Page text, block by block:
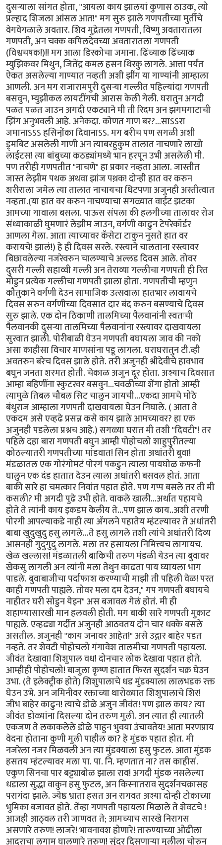
दुसर्‍याला सांगत होता, "आयला काय झालयां कुणास ठाउक, त्यो
प्रल्हाद शिजला आंसल आत!" मग सुरु झाले गणपतीच्या मुर्तीचे
वेगवेगळाले अवतार. शिव मुद्रेतला गणपती, विष्णु अवतारातला
गणपती, अन चक्क कपिलदेवच्या अवतारातला गणपती
(विश्वचषक!)!! मग आला डिस्कोचा जमाना. ढिंच्याक ढिंच्याक
म्युझिकवर मिथुन, जितेंद्र कमल हसन थिरकु लागले. आत्ता पर्यंत
ऐकत असलेल्या गाण्यात नव्हती अशी झींग या गाण्यांनी आम्हाला
आणली. अन मग राजारामपुरी दुसर्‍या गल्लीत पहिल्यांदा गणपती
बसवुन, म्युझीकल लायटींगची आरास केली गेली. घरातुन अगदी
पळत पळत जाउन अगदी एकट्याने मी ती रिदम अन झगमगाटाची
झिंग अनुभवली आहे. अनेकदा. कोणत गाण बर?...साऽऽरा
जमानाऽऽऽ हसिनो़ंका दिवानाऽऽ. मग बरीच पण सगळी अशी
ड्र्मबिट असलेली गाणी अन त्याबरहुकुम तालात नाचणारे लाखो
लाईटस! त्या बांबुच्या कठड्यांमध्ये भान हरपून उभी असलेली मी.
पण तरीही गणपतीत "नाचणे" हा प्रकार नव्हता आला. जास्तीत
जास्त लेझीम पथक अथवा झांज पथ़क! दोन्ही हात वर करुन
शरीराला जमेल त्या तालात नाचायचा धिटपणा अजुनही अस्तीत्वात
नव्हता.(या हात वर करुन नाचण्याचा सगळ्यात वाईट झटका
आमच्या गावाला बसला. पाऊस संपला की हलगीच्या तालावर रोज
संध्याकाळी घुमणारं लेझीम जाउन, वर्गणी काढुन टेपरेकॉर्डर
आणला गेला. आता त्याच्यावर कॅसेटा टाकुन नुसते हात वर
करायचे! झालं!) हे ही दिवस सरले. रस्त्याने चालताना रस्त्यावर
बिछावलेल्या नजरेवरुन चालण्याचे अल्लड दिवस आले. तोवर
दुसरी गल्ली सहाव्वी गल्ली अन तेराव्या गल्लीचा गणपती ही रित
मोडुन प्रत्येक गल्लीचा गणपती झाला होता. गणपतीची म्हणुन
कौतुकाने वर्गणी देउन सामाजिक उत्सवाला हातभार लावायचे
दिवस सरुन वर्गणीच्या दिवसात दार बंद करुन बसण्याचे दिवस
सुरु झाले. एक दोन ठिकाणी तालमिच्या पैलवानांनी स्वतःची
पैलवानकी दुसर्‍या तालमिच्या पैलवानांना रस्त्यावर दाखवायला
सुरवात झाली. पोरीबाळी घेउन गणपती बघायला जाव की नको
असा काहीसा विचार माणसांना पडू लागला. घराघरातुन टी.व्ही
अवतरुन बरेच दिवस झाले होते. तरी अजुनही श्रीदेवीचे हावभाव
बघुन जनता शरमत होती. चेकाळ अजुन दूर होता. अश्याच दिवसात
आम्हा बहिणींना स्कुटरवर बसवुन...चवळीच्या शेंगा होतो आम्ही
त्यामुळे तिबल चौबल सिट चालुन जायची...एकदा आमचे मोठे
बंधुराज आम्हाला गणपती दाखवायला घेउन निघाले. ( आता ते
एकदम असे एव्हढे प्रसन्न कसे काय झाले आमच्यावर? हा एक
अजुनही पडलेला प्रश्नच आहे.) सगळ्या घरात मी तशी "दिवटी"! तर
पहिले दहा बारा गणपती बघुन आम्ही पोहोचलो शाहुपुरीतल्या
कोठल्यातरी गणपतीच्या मांडवात! सिन होता अधांतरी बुवा!
मंडळातल एक गोरंगोमटं पोरगं पकडुन त्याला पायघोळ कफनी
घालुन एक दंड हातात देउन त्याला अधांतरी बसवल होतं. आता
बाकी सारे हा चमत्कार निवांत पहात होते. पण गप्प बसले तर ती मी
कसली? मी अगदी पुढे उभी होते. वाकले खाली...अर्थात पहायचे
होते ते त्यांनी काय इकडम केलीय ते...पण झाल काय..अशी तरणी
पोरगी आपल्याकडे नाही त्या अ‍ॅगलने पहातेय म्हंटल्यावर ते अधांतरी
बाबा खुदुखुदु हसु लागले...ते हसु लागले तशी त्यांचे अधांतरी दिव्य
आसनही गुदुगुदु लागले. मला तर हसायला निमित्त्यच लागायच.
खेळ खल्लास! मंडळातली बाकिची तरुण मंडळी येउन त्या बुवावर
खेकसु लागली अन त्यांनी मला तेथुन काढता पाय घ्यायला भाग
पाडले. बुवाबाजीचा पर्दाफाश करण्याची माझी ती पहिली वेळ! परत
काही गणपती पाह्यले. तोवर मला दम देउन," गप गणपती बघायचे
नाहीतर घरी सोडुन येइन" अस बजावल गेलं होतं. मी ही
शहाण्यासारखी मान हलवली होती. मग बाकी सारे गणपती मुकाट
पाह्यले. एव्हढ्या गर्दीत अजुनही आठवतय दोन चार धक्के बसले
असतील. अजुनही "काय जनावर आहेत!" असे उद्गार बाहेर पडत
नव्हते. तर शेवटी पोहोचलो गंगावेश तालमीचा गणपती पहायला.
जीवंत देखावा! शिशुपाल वध! दोनचार लोक देखावा पहात होते.
आम्हीही पोहोचलो! बाजुला कृष्ण हातात फिरत सुदर्शन चक्र घेउन
उभा. (ते इलेक्ट्रीक होते) शिशुपालाचे धड मुंडक्याला लालभडक रक्त
घेउन उभे. अन जमिनीवर रक्ताच्या थारोळ्यात शिशुपालाचे शिर!
जीभ बाहेर काढुन! त्याचे डोळे अजुन जीवंत! पण झाल काय? त्या
जीवंत डोळ्यांना दिसल्या दोन तरुण मुली. अन त्यात ही त्यातली
एकजण ते लकाकलेले डोळे पाहुन भुवया उंचावतेय! आता मरणप्राय
वेदना होताना कुणी मुली पाहील का? हे मुंडक पहात होत. मी
नजरेला नजर मिळवली अन त्या मुंडक्याला हसु फुटल. आता मुंडक
हसतय म्हंटल्यावर मला पा. पा. नि. म्हणतात ना? तस काहीसं.
एकुण सिनचा पार बट्ट्याबोळ झाला राव! अगदी मुंडक नसलेल्या
धडाला सुद्धा वाकुन हसु फुटल, अन किस्नातराव सुदर्शनचक्रासह
परागंदा झाले. ज्येष्ठ भ्राता हसत अन रागवत अश्या दोन्ही टोकाच्या
भुमिका बजावत होते. तेंव्हा गणपती पहायला मिळाले ते शेवटचे !
आजही आठ्वल तरी जाणवत ते; आमच्याच सारखे निरागस
असणारे तरुण! लाजरे! भावनावश होणारे! तारुण्याच्या ओढीला
आदराचा लगाम घालणारे तरुण! सुंदर दिसणार्‍या मुलीला चोरुन